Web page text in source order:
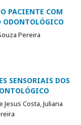
PACIENTE COM
ODONTOLÓGICO
Pereira
SENSORIAIS DOS
Costa, Juliana